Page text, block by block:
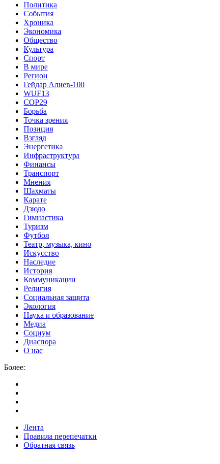
Политика
События
Хроника
Экономика
Общество
Культура
Спорт
В мире
Регион
Гейдар Алиев-100
WUF13
COP29
Борьба
Точка зрения
Позиция
Взгляд
Энергетика
Инфраструктура
Финансы
Транспорт
Мнения
Шахматы
Карате
Дзюдо
Гимнастика
Туризм
Футбол
Театр, музыка, кино
Искусство
Наследие
История
Коммуникации
Религия
Социальная защита
Экология
Наука и образование
Медиа
Социум
Диаспора
О нас
Более:
Лента
Правила перепечатки
Обратная связь